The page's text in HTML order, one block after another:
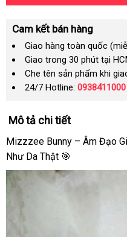
Cam kết bán hàng
Giao hàng toàn quốc
Giao trong 30 phút tại
Che tên sản phẩm khi
24/7 Hotline: 0938411000
Mô tả chi tiết
Mizzzee Bunny – Âm Đạo
Như Da Thật 🎯